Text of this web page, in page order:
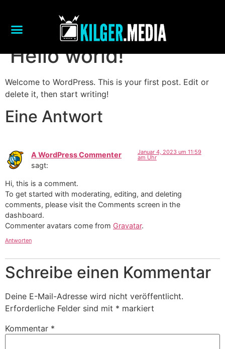
Hello world!
Welcome to WordPress. This is your first post. Edit or
delete it, then start writing!
Eine Antwort
A WordPress Commenter
sagt:
Januar 4, 2023 um 11:59
am Uhr
Hi, this is a comment.
To get started with moderating, editing, and deleting
comments, please visit the Comments screen in the
dashboard.
Commenter avatars come from Gravatar.
Antworten
Schreibe einen Kommentar
Deine E-Mail-Adresse wird nicht veröffentlicht.
Erforderliche Felder sind mit * markiert
Kommentar *